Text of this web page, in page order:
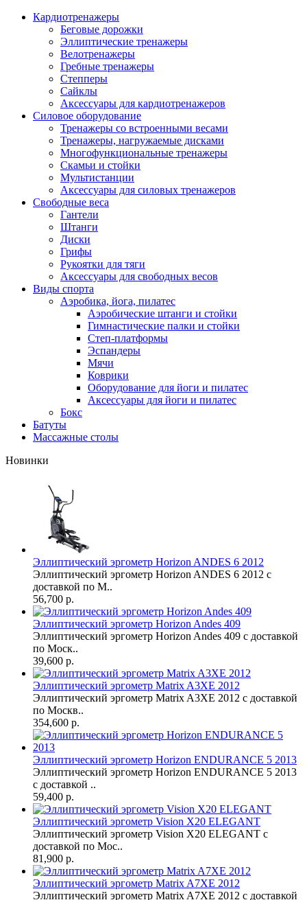
Кардиотренажеры
Беговые дорожки
Эллиптические тренажеры
Велотренажеры
Гребные тренажеры
Степперы
Сайклы
Аксессуары для кардиотренажеров
Силовое оборудование
Тренажеры со встроенными весами
Тренажеры, нагружаемые дисками
Многофункциональные тренажеры
Скамьи и стойки
Мультистанции
Аксессуары для силовых тренажеров
Свободные веса
Гантели
Штанги
Диски
Грифы
Рукоятки для тяги
Аксессуары для свободных весов
Виды спорта
Аэробика, йога, пилатес
Аэробические штанги и стойки
Гимнастические палки и стойки
Степ-платформы
Эспандеры
Мячи
Коврики
Оборудование для йоги и пилатес
Аксессуары для йоги и пилатес
Бокс
Батуты
Массажные столы
Новинки
Эллиптический эргометр Horizon ANDES 6 2012
Эллиптический эргометр Horizon ANDES 6 2012 с
доставкой по М..
56,700 р.
Эллиптический эргометр Horizon Andes 409
Эллиптический эргометр Horizon Andes 409 с доставкой
по Моск..
39,600 р.
Эллиптический эргометр Matrix A3XE 2012
Эллиптический эргометр Matrix A3XE 2012 с доставкой
по Москв..
354,600 р.
Эллиптический эргометр Horizon ENDURANCE 5 2013
Эллиптический эргометр Horizon ENDURANCE 5 2013
с доставкой ..
59,400 р.
Эллиптический эргометр Vision X20 ELEGANT
Эллиптический эргометр Vision X20 ELEGANT с
доставкой по Мос..
81,900 р.
Эллиптический эргометр Matrix A7XE 2012
Эллиптический эргометр Matrix A7XE 2012 с доставкой